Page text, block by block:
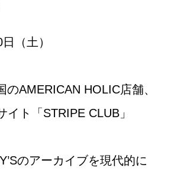
（土）
のAMERICAN HOLIC店舗、
イト
「STRIPE CLUB」
のアーカイブを現代的に